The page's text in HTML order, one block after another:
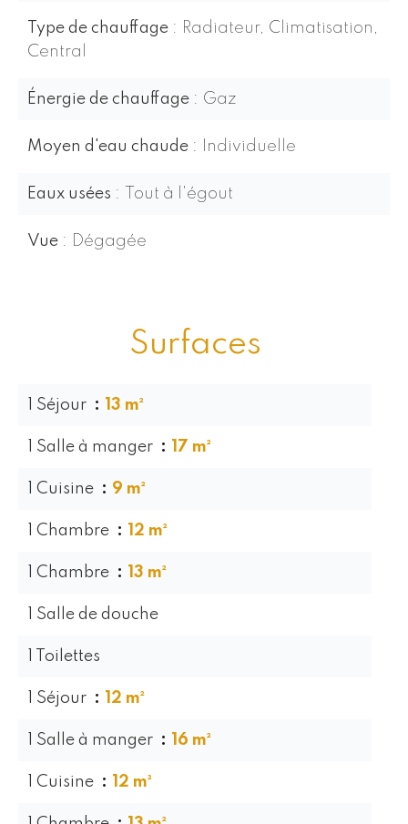
Type de chauffage
Radiateur, Climatisation,
Central
Énergie de chauffage Gaz
Moyen d'eau chaude Individuelle
Eaux usées Tout à l'égout
Vue Dégagée
Surfaces
1 Séjour 13 m²
1 Salle à manger 17 m²
1 Cuisine 9 m²
1 Chambre 12 m²
1 Chambre 13 m²
1 Salle de douche
1 Toilettes
1 Séjour 12 m²
1 Salle à manger 16 m²
1 Cuisine 12 m²